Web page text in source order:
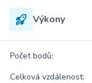
Výkony
Počet bodů:
Celková vzdálenost: